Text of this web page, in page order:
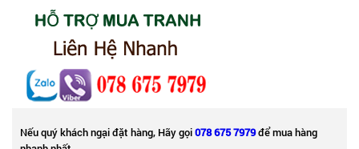
Nếu quý khách ngại đặt hàng, Hãy gọi078 675 7979để mua hàng